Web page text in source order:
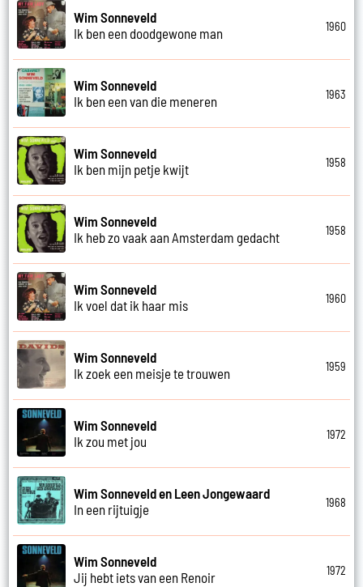
Wim Sonneveld
Ik ben een doodgewone man
1960
Wim Sonneveld
Ik ben een van die meneren
1963
Wim Sonneveld
Ik ben mijn petje kwijt
1958
Wim Sonneveld
Ik heb zo vaak aan Amsterdam gedacht
1958
Wim Sonneveld
Ik voel dat ik haar mis
1960
Wim Sonneveld
Ik zoek een meisje te trouwen
1959
Wim Sonneveld
Ik zou met jou
1972
Wim Sonneveld en Leen Jongewaard
In een rijtuigje
1968
Wim Sonneveld
Jij hebt iets van een Renoir
1972